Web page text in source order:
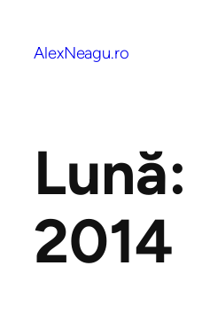
AlexNeagu.ro
Lună:
2014